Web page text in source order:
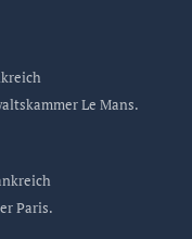
Le Mans.
Paris.